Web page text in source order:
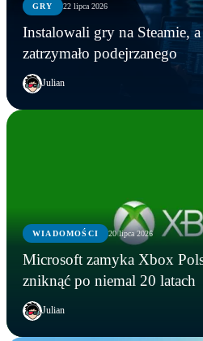
GRY 22 lipca 2026
Instalowali gry na Steamie,
zatrzymało podejrzanego
Julian
WIADOMOŚCI 20 lipca 2026
Microsoft zamyka Xbox
zniknąć po niemal 20 latach
Julian